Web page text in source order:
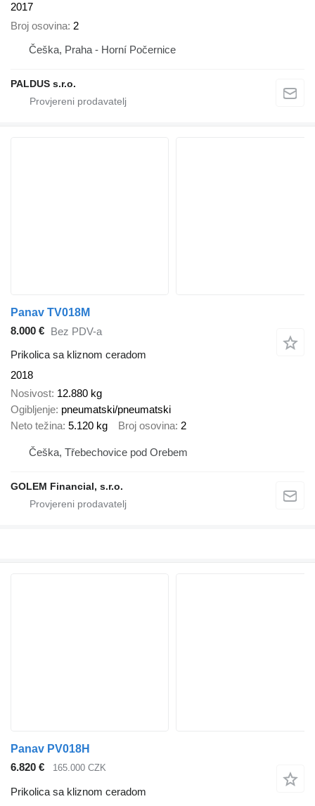
2017
Broj osovina 2
Češka, Praha - Horní Počernice
PALDUS s.r.o.
Panav TV018M
8.000 € Bez PDV-a
Prikolica sa kliznom ceradom
2018
Nosivost 12.880 kg
Ogibljenje pneumatski/pneumatski
Neto težina 5.120 kg Broj osovina 2
Češka, Třebechovice pod Orebem
GOLEM Financial, s.r.o.
Panav PV018H
6.820 €
165.000 CZK
Prikolica sa kliznom ceradom